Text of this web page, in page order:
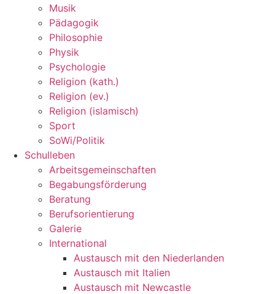
Musik
Pädagogik
Philosophie
Physik
Psychologie
Religion (kath.)
Religion (ev.)
Religion (islamisch)
Sport
SoWi/Politik
Schulleben
Arbeitsgemeinschaften
Begabungsförderung
Beratung
Berufsorientierung
Galerie
International
Austausch mit den Niederlanden
Austausch mit Italien
Austausch mit Newcastle